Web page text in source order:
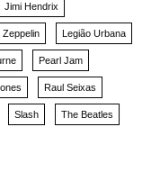
Jimi Hendrix
Zeppelin Legião Urbana
Pearl Jam
Raul Seixas
Slash The Beatles